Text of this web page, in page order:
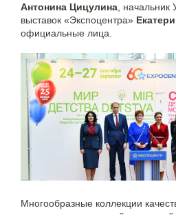
Антонина Цицулина ,
выставок «Экспоцентра»
официальные лица.
Многообразные коллекции